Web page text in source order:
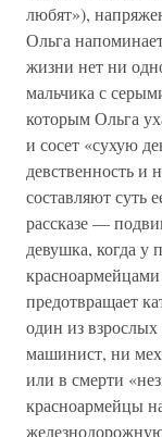
любят»),
Ольга
жизни нет ни
мальчика с
которым Ольга
и сосет «сухую
девственность и
составляют суть
рассказе —
девушка, когда у
предотвращает
один из
машинист, ни
или в смерти
красноармейцы